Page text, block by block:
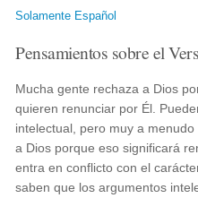
Solamente Español
Pensamientos sobre el
Mucha gente rechaza a Dios
quieren renunciar por Él.
intelectual, pero muy a
a Dios porque eso significará
entra en conflicto con el
saben que los argumentos